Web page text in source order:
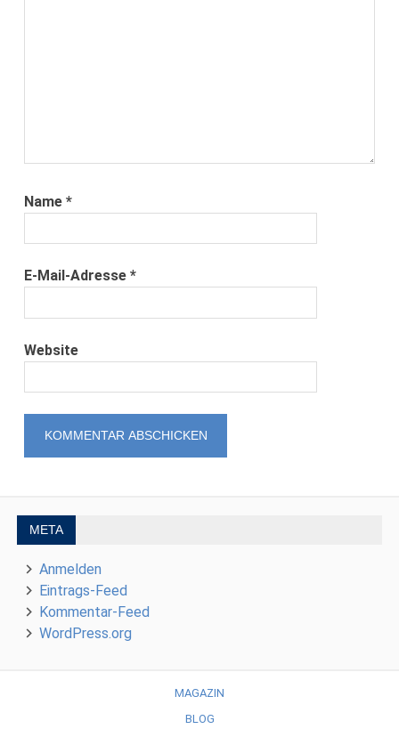
Name*
E-Mail-Adresse*
Website
META
Anmelden
Eintrags-Feed
Kommentar-Feed
WordPress.org
MAGAZIN
BLOG